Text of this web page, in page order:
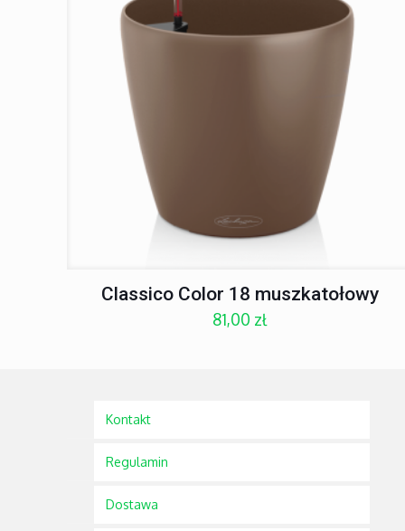
Classico Color 18 muszkatołowy
81,00 zł
Kontakt
Regulamin
Dostawa